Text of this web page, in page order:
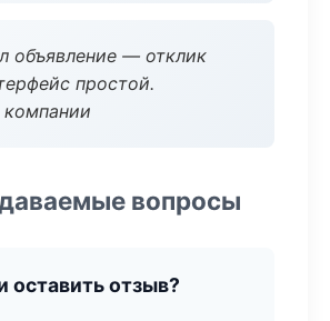
объявление — отклик
простой.
вопросы
оставить отзыв?